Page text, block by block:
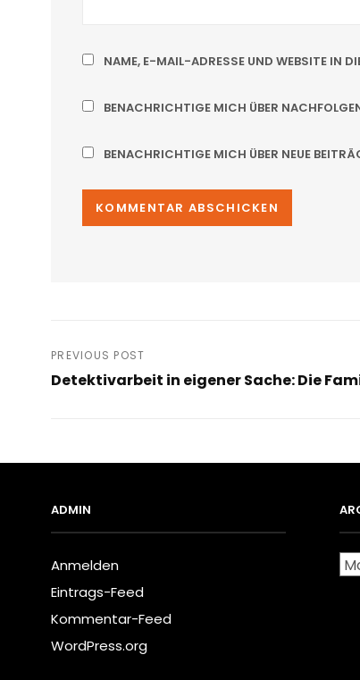
NAME, E-MAIL-ADRESSE UND WEBSITE IN
BENACHRICHTIGE MICH ÜBER
BENACHRICHTIGE MICH ÜBER NEUE
Beitragsnavigation
PREVIOUS POST
Detektivarbeit in eigener Sache: Die
ADMIN
Anmelden
Eintrags-Feed
Kommentar-Feed
WordPress.org